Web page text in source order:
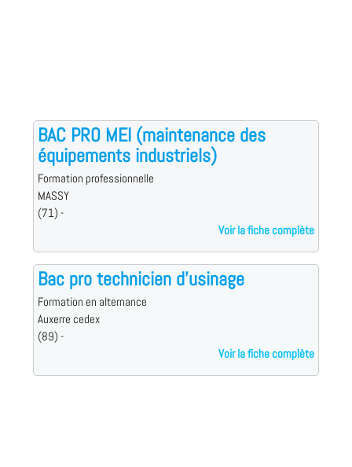
BAC PRO MEI (maintenance des
équipements industriels)
Formation professionnelle
MASSY
(71) -
Voir la fiche complète
Bac pro technicien d'usinage
Formation en alternance
Auxerre cedex
(89) -
Voir la fiche complète